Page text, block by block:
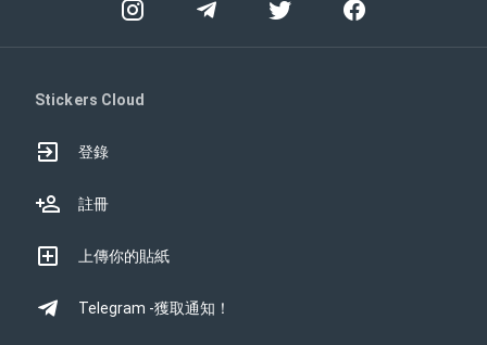
Stickers Cloud
登錄
註冊
上傳你的貼紙
Telegram -獲取通知！